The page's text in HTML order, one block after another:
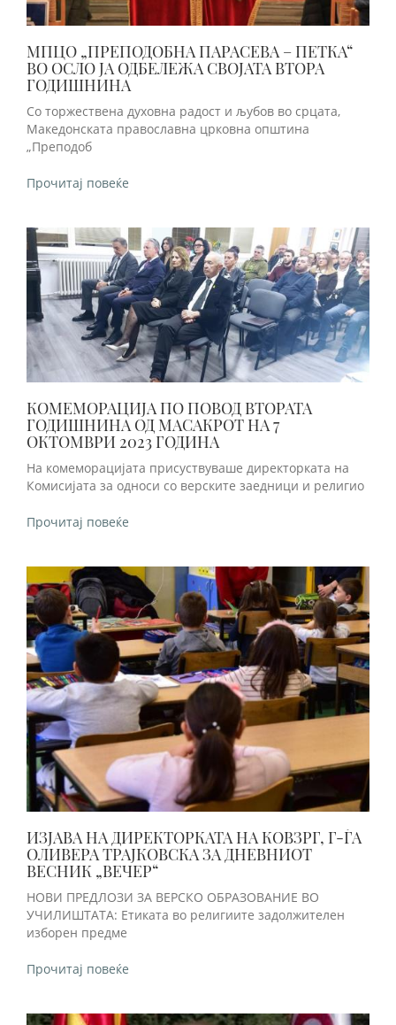
МПЦО „ПРЕПОДОБНА ПАРАСЕВА – ПЕТКА“
ВО ОСЛО ЈА ОДБЕЛЕЖА СВОЈАТА ВТОРА
ГОДИШНИНА
Со торжествена духовна радост и љубов во срцата,
Македонската православна црковна општина
„Преподоб
Прочитај повеќе
КОМЕМОРАЦИЈА ПО ПОВОД ВТОРАТА
ГОДИШНИНА ОД МАСАКРОТ НА 7
ОКТОМВРИ 2023 ГОДИНА
На комеморацијата присуствуваше директорката на
Комисијата за односи со верските заедници и религио
Прочитај повеќе
ИЗЈАВА НА ДИРЕКТОРКАТА НА КОВЗРГ, Г-ЃА
ОЛИВЕРА ТРАЈКОВСКА ЗА ДНЕВНИОТ
ВЕСНИК „ВЕЧЕР“
НОВИ ПРЕДЛОЗИ ЗА ВЕРСКО ОБРАЗОВАНИЕ ВО
УЧИЛИШТАТА: Етиката во религиите задолжителен
изборен предме
Прочитај повеќе